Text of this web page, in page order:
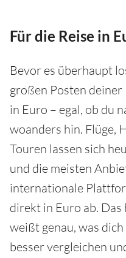
Für die Reise in
Bevor es überhaupt
großen Posten deiner
in Euro – egal, ob du
woanders hin. Flüge,
Touren lassen sich
und die meisten
internationale
direkt in Euro ab.
weißt genau, was
besser vergleichen